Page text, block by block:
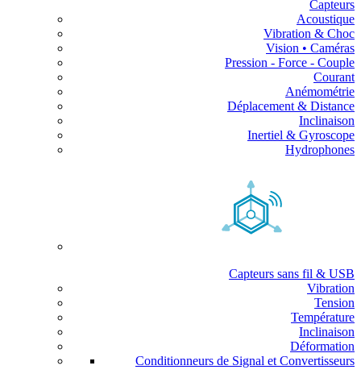
Capteurs
Acoustique
Vibration & Choc
Vision • Caméras
Pression - Force - Couple
Courant
Anémométrie
Déplacement & Distance
Inclinaison
Inertiel & Gyroscope
Hydrophones
Capteurs sans fil & USB
Vibration
Tension
Température
Inclinaison
Déformation
Conditionneurs de Signal et Convertisseurs